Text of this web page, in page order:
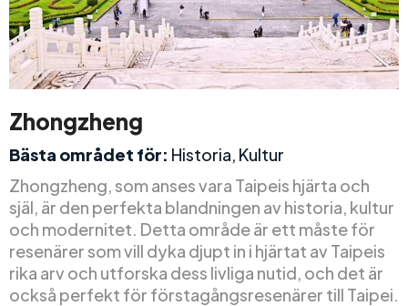
Zhongzheng
Bästa området för: Historia, Kultur
Zhongzheng, som anses vara Taipeis hjärta och
själ, är den perfekta blandningen av historia, kultur
och modernitet. Detta område är ett måste för
resenärer som vill dyka djupt in i hjärtat av Taipeis
rika arv och utforska dess livliga nutid, och det är
också perfekt för förstagångsresenärer till Taipei.